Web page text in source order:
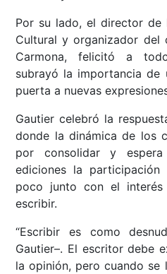
Por su lado, el director de
Cultural y organizador del
Carmona, felicitó a
subrayó la importancia de
puerta a nuevas
Gautier celebró la
donde la dinámica de los
por consolidar y
ediciones la
poco junto con el
escribir.
“Escribir es como
Gautier–. El escritor debe
la opinión, pero cuando se